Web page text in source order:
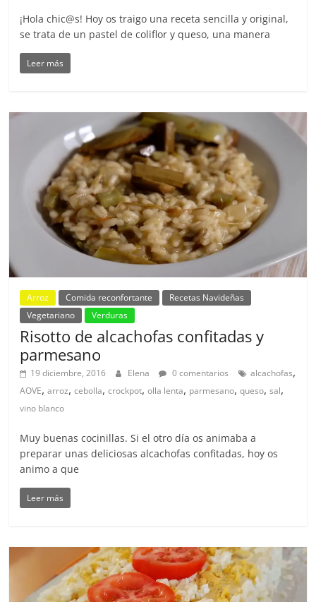
¡Hola chic@s! Hoy os traigo una receta sencilla y original,
se trata de un pastel de coliflor y queso, una manera
Leer más
Arroz Comida reconfortante
Recetas Navideñas
Vegetariano
Verduras
Risotto de alcachofas confitadas y
parmesano
19 diciembre, 2016 Elena 0 comentarios alcachofas,
AOVE,arroz,cebolla,crockpot,olla lenta, parmesano,queso,sal,
vino blanco
Muy buenas cocinillas. Si el otro día os animaba a
preparar unas deliciosas alcachofas confitadas, hoy os
animo a que
Leer más